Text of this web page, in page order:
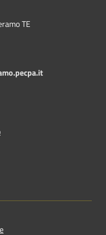
TE